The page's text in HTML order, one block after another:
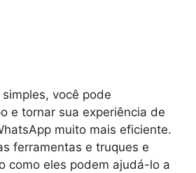
você pode
e tornar sua experiência de
muito mais eficiente.
ferramentas e truques e
como eles podem ajudá-lo a